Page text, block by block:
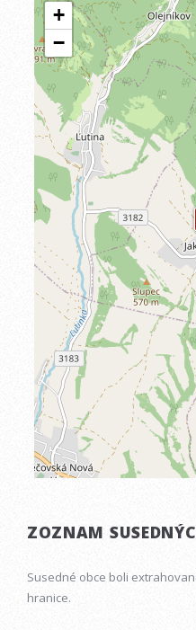
ZOZNAM
Susedné obce boli
hranice.